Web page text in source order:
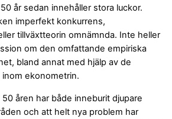
år sedan innehåller stora luckor.
imperfekt konkurrens,
tillväxtteorin omnämnda. Inte heller
om den omfattande empiriska
bland annat med hjälp av de
ekonometrin.
åren har både inneburit djupare
och att helt nya problem har